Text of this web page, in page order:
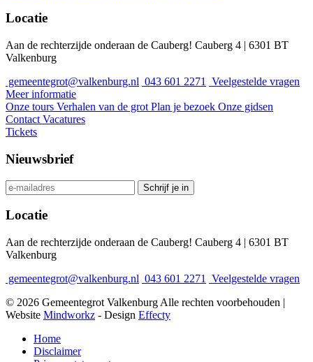
Locatie
Aan de rechterzijde onderaan de Cauberg! Cauberg 4 | 6301 BT
Valkenburg
gemeentegrot@valkenburg.nl 043 601 2271
Veelgestelde vragen
Meer informatie
Onze tours Verhalen van de grot Plan je bezoek Onze gidsen
Contact Vacatures
Tickets
Nieuwsbrief
Schrijf je in
Locatie
Aan de rechterzijde onderaan de Cauberg! Cauberg 4 | 6301 BT
Valkenburg
gemeentegrot@valkenburg.nl 043 601 2271
Veelgestelde vragen
© 2026 Gemeentegrot Valkenburg Alle rechten voorbehouden |
Website Mindworkz - Design Effecty
Home
Disclaimer